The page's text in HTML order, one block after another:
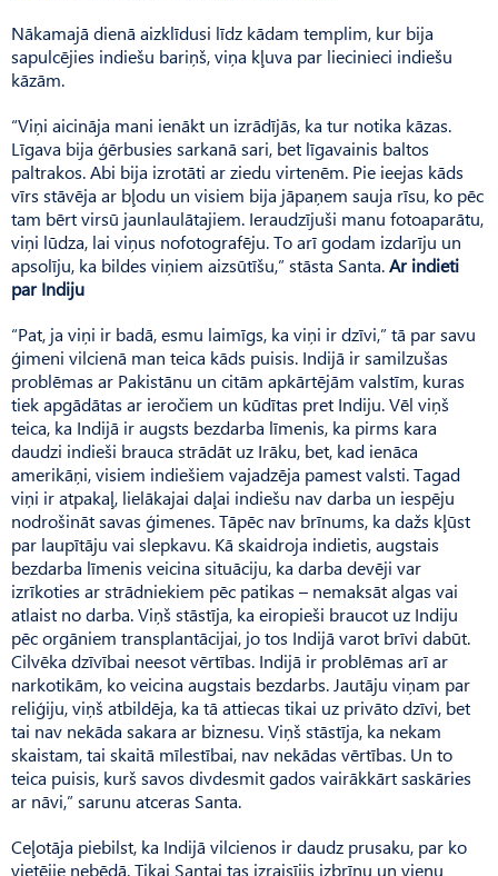
Nākamajā dienā aizklīdusi līdz kādam templim, kur bija
sapulcējies indiešu bariņš, viņa kļuva par liecinieci indiešu
kāzām.
“Viņi aicināja mani ienākt un izrādījās, ka tur notika kāzas.
Līgava bija ģērbusies sarkanā sari, bet līgavainis baltos
paltrakos. Abi bija izrotāti ar ziedu virtenēm. Pie ieejas kāds
vīrs stāvēja ar bļodu un visiem bija jāpaņem sauja rīsu, ko pēc
tam bērt virsū jaunlaulātajiem. Ieraudzījuši manu fotoaparātu,
viņi lūdza, lai viņus nofotografēju. To arī godam izdarīju un
apsolīju, ka bildes viņiem aizsūtīšu,” stāsta Santa.Ar indieti
par Indiju
“Pat, ja viņi ir badā, esmu laimīgs, ka viņi ir dzīvi,” tā par savu
ģimeni vilcienā man teica kāds puisis. Indijā ir samilzušas
problēmas ar Pakistānu un citām apkārtējām valstīm, kuras
tiek apgādātas ar ieročiem un kūdītas pret Indiju. Vēl viņš
teica, ka Indijā ir augsts bezdarba līmenis, ka pirms kara
daudzi indieši brauca strādāt uz Irāku, bet, kad ienāca
amerikāņi, visiem indiešiem vajadzēja pamest valsti. Tagad
viņi ir atpakaļ, lielākajai daļai indiešu nav darba un iespēju
nodrošināt savas ģimenes. Tāpēc nav brīnums, ka dažs kļūst
par laupītāju vai slepkavu. Kā skaidroja indietis, augstais
bezdarba līmenis veicina situāciju, ka darba devēji var
izrīkoties ar strādniekiem pēc patikas – nemaksāt algas vai
atlaist no darba. Viņš stāstīja, ka eiropieši braucot uz Indiju
pēc orgāniem transplantācijai, jo tos Indijā varot brīvi dabūt.
Cilvēka dzīvībai neesot vērtības. Indijā ir problēmas arī ar
narkotikām, ko veicina augstais bezdarbs. Jautāju viņam par
reliģiju, viņš atbildēja, ka tā attiecas tikai uz privāto dzīvi, bet
tai nav nekāda sakara ar biznesu. Viņš stāstīja, ka nekam
skaistam, tai skaitā mīlestībai, nav nekādas vērtības. Un to
teica puisis, kurš savos divdesmit gados vairākkārt saskāries
ar nāvi,” sarunu atceras Santa.
Ceļotāja piebilst, ka Indijā vilcienos ir daudz prusaku, par ko
vietējie nebēdā. Tikai Santai tas izraisījis izbrīnu un vienu